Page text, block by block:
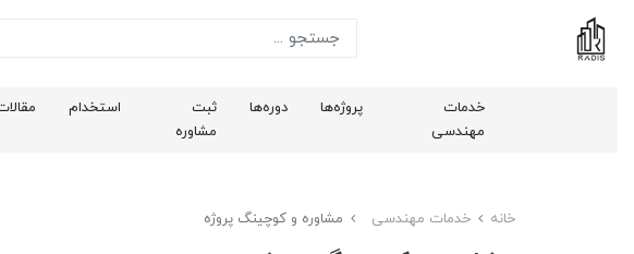
خدمات
مهندسی
پروژه‌ها دوره‌ها
ثبت
مشاوره
استخدام
خانه خدمات مهندسی مشاوره و کوچینگ پروژه